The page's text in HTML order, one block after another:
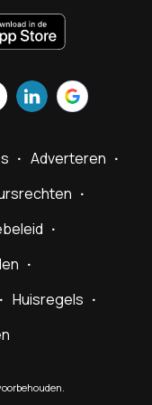
Adverteren
Huisregels